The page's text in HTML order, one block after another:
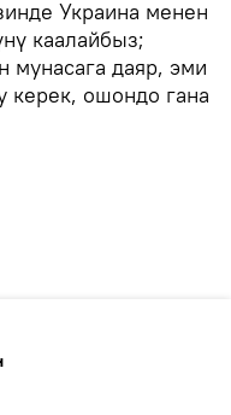
Украина менен
каалайбыз;
мунасага даяр, эми
керек, ошондо гана